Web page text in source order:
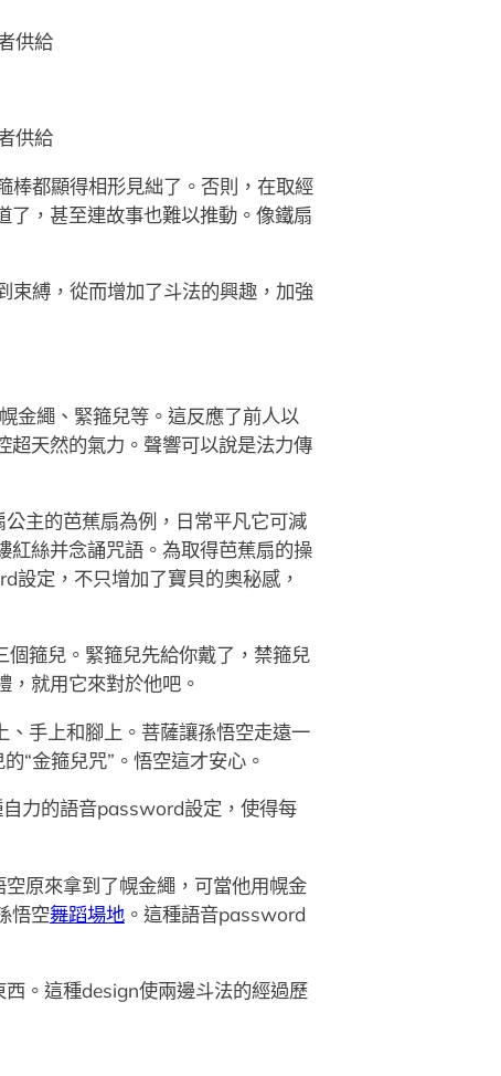
供給
供給
棒都顯得相形見絀了。否則，在取經
了，甚至連故事也難以推動。像鐵扇
束縛，從而增加了斗法的興趣，加強
金繩、緊箍兒等。這反應了前人以
超天然的氣力。聲響可以說是法力傳
主的芭蕉扇為例，日常平凡它可減
紅絲并念誦咒語。為取得芭蕉扇的操
定，不只增加了寶貝的奧秘感，
個箍兒。緊箍兒先給你戴了，禁箍兒
就用它來對於他吧。
、手上和腳上。菩薩讓孫悟空走遠一
“金箍兒咒”。悟空這才安心。
力的語音password設定，使得每
原來拿到了幌金繩，可當他用幌金
悟空舞蹈場地。這種語音password
。這種design使兩邊斗法的經過歷